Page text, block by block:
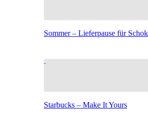
Sommer – Lieferpause für
Starbucks – Make It Yours